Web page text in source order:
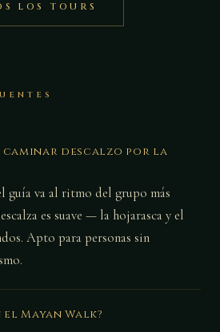
LOS TOURS
caminar descalzo por la
guía va al ritmo del grupo más
es suave — la hojarasca y el
Apto para personas sin
Mayan Walk?